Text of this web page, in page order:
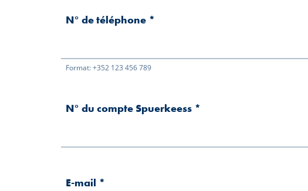
N° de téléphone *
Format: +352 123 456 789
N° du compte Spuerkeess *
E-mail *